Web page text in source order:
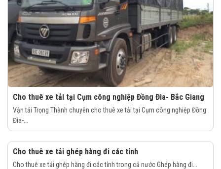
Cho thuê xe tải tại Cụm công nghiệp Đồng Đìa- Bắc Giang
Vận tải Trọng Thành chuyên cho thuê xe tải tại Cụm công nghiệp Đồng
Đìa-...
Cho thuê xe tải ghép hàng đi các tỉnh
Cho thuê xe tải ghép hàng đi các tỉnh trong cả nước Ghép hàng đi...